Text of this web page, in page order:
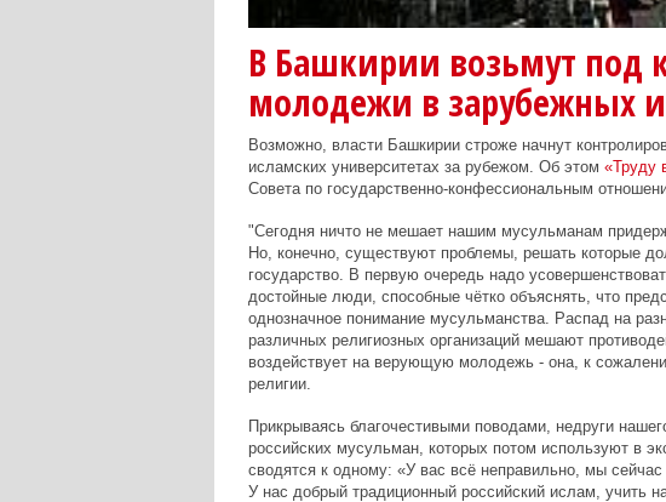
В Башкирии возьмут под
молодежи в зарубежных
Возможно, власти Башкирии строже начнут
исламских университетах за рубежом. Об этом «Труду
Совета по государственно-конфессиональным
"Сегодня ничто не мешает нашим мусульманам
Но, конечно, существуют проблемы, решать которые
государство. В первую очередь надо
достойные люди, способные чётко объяснять, что
однозначное понимание мусульманства. Распад на
различных религиозных организаций мешают
воздействует на верующую молодежь - она, к
религии.
Прикрываясь благочестивыми поводами, недруги
российских мусульман, которых потом используют в
сводятся к одному: «У вас всё неправильно, мы
У нас добрый традиционный российский ислам, учить